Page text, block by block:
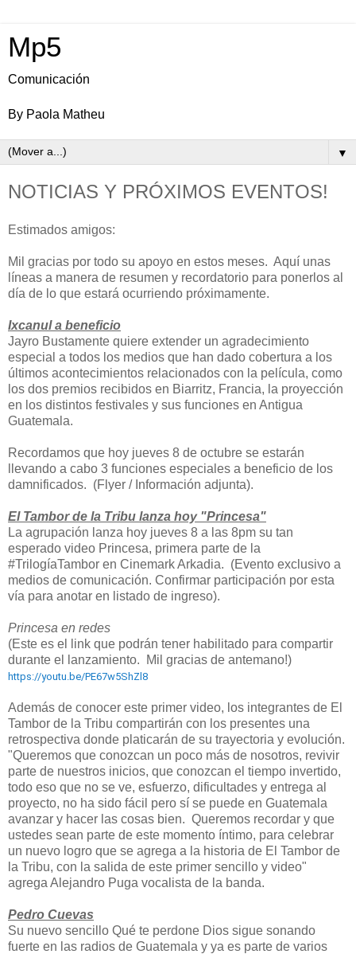
Mp5
Comunicación
By Paola Matheu
▼
NOTICIAS Y PRÓXIMOS EVENTOS!
Estimados amigos:
Mil gracias por todo su apoyo en estos meses. Aquí unas
líneas a manera de resumen y recordatorio para ponerlos al
día de lo que estará ocurriendo próximamente.
Ixcanul a beneficio
Jayro Bustamente quiere extender un agradecimiento
especial a todos los medios que han dado cobertura a los
últimos acontecimientos relacionados con la película, como
los dos premios recibidos en Biarritz, Francia, la proyección
en los distintos festivales y sus funciones en Antigua
Guatemala.
Recordamos que hoy jueves 8 de octubre se estarán
llevando a cabo 3 funciones especiales a beneficio de los
damnificados. (Flyer / Información adjunta).
El Tamborde la Tribu lanza hoy "Princesa"
La agrupación lanza hoy jueves 8 a las 8pm su tan
esperado video Princesa, primera parte de la
#TrilogíaTambor en Cinemark Arkadia. (Evento exclusivo a
medios de comunicación. Confirmar participación por esta
vía para anotar en listado de ingreso).
Princesa en redes
(Este es el link que podrán tener habilitado para compartir
durante el lanzamiento. Mil gracias de antemano!)
https://youtu.be/PE67w5ShZl8
Además de conocer este primer video, los integrantes de El
Tambor de la Tribu compartirán con los presentes una
retrospectiva donde platicarán de su trayectoria y evolución.
"Queremos que conozcan un poco más de nosotros, revivir
parte de nuestros inicios, que conozcan el tiempo invertido,
todo eso que no se ve, esfuerzo, dificultades y entrega al
proyecto, no ha sido fácil pero sí se puede en Guatemala
avanzar y hacer las cosas bien. Queremos recordar y que
ustedes sean parte de este momento íntimo, para celebrar
un nuevo logro que se agrega a la historia de El Tambor de
la Tribu, con la salida de este primer sencillo y video"
agrega Alejandro Puga vocalista de la banda.
Pedro Cuevas
Su nuevo sencillo Qué te perdone Dios sigue sonando
fuerte en las radios de Guatemala y ya es parte de varios